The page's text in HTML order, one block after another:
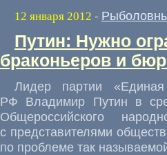
12 января 2012 -
Путин: Нужно
браконьеров и
Лидер партии «Единая
РФ Владимир Путин в
Общероссийского
с представителями
по проблеме так